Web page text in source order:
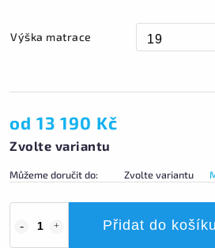
Výška matrace
od 13 190 Kč
Zvolte variantu
Můžeme doručit do: Zvolte variantu
Přidat do košíku